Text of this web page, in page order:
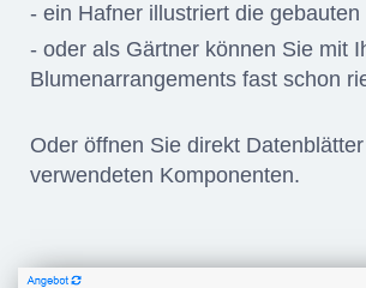
- ein Hafner illustriert die gebauten
- oder als Gärtner können Sie mit
Blumenarrangements fast schon
Oder öffnen Sie direkt
verwendeten Komponenten.